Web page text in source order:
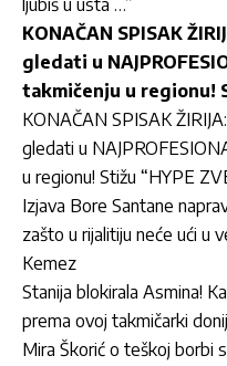
ljubiš u usta …”
KONAČAN SPISAK
gledati u
takmičenju u regionu!
KONAČAN SPISAK
gledati u
u regionu! Stižu “HYPE
Izjava Bore Santane
zašto u rijalitiju neće ući u
Kemez
Stanija blokirala Asmina!
prema ovoj takmičarki
Mira Škorić o teškoj borbi